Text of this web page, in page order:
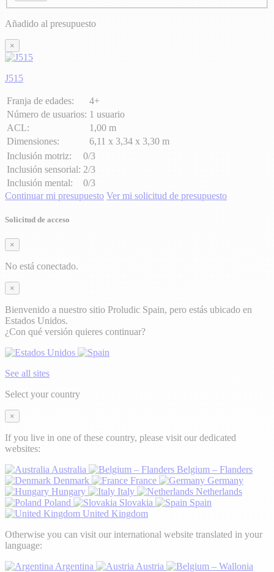
Añadido al presupuesto
×
J515
Franja de edades:
4+
Número de usuarios: 1 usuario
ACL:
1,00 m
Dimensiones:
6,11 x 3,34 x 3,30 m
Inclusión motriz:
0/3
Inclusión sensorial: 2/3
Inclusión mental:
0/3
Continuar mi presupuesto Ver mi solicitud de presupuesto
Solicitud de acceso
×
No está conectado.
×
Bienvenido a nuestro sitio Proludic Spain, pero estás ubicado en
Estados Unidos.
¿Con qué versión quieres continuar?
See all sites
Select your country
×
If you live in one of these country, please visit our dedicated
websites:
Australia
Belgium – Flanders
Denmark
France
Germany
Hungary
Italy
Netherlands
Poland
Slovakia
Spain
United Kingdom
Otherwise you can visit our international website translated in your
language:
Argentina
Austria